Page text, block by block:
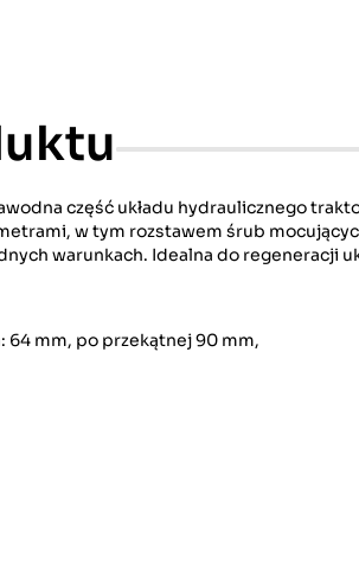
część układu hydraulicznego
w tym rozstawem śrub
warunkach. Idealna do regeneracji
64 mm, po przekątnej 90 mm,